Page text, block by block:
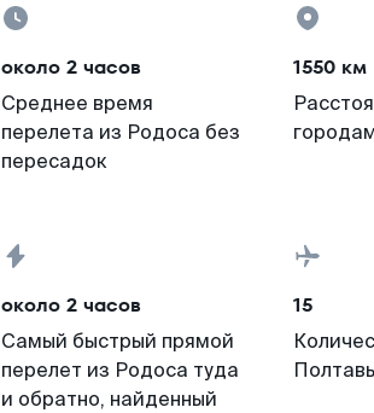
около 2 часов
Среднее время
перелета из Родоса без
пересадок
1550 км
около 2 часов
Самый быстрый прямой
перелет из Родоса туда
и обратно, найденный
15